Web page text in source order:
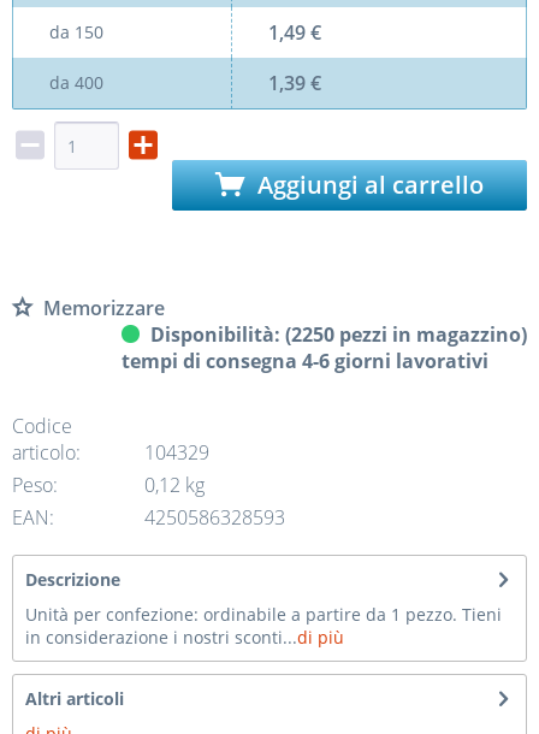
da 150 1,49 €
da 400 1,39 €
Aggiungi al carrello
Memorizzare
Disponibilità: (2250 pezzi in magazzino)
tempi di consegna 4-6 giorni lavorativi
Codice
articolo:
104329
Peso:
0,12 kg
EAN:
4250586328593
Descrizione
Unità per confezione: ordinabile a partire da 1 pezzo. Tieni
in considerazione i nostri sconti...di più
Altri articoli